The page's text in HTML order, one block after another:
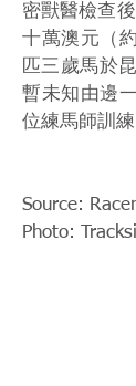
密獸醫檢查
十萬澳元（
匹三歲馬於
暫未知由邊
位練馬師訓練
Source:
Photo: